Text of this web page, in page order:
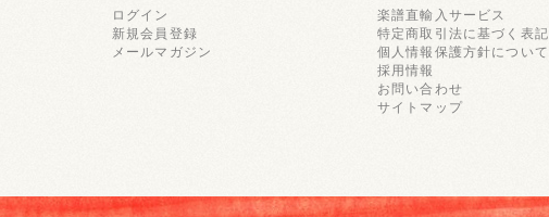
ログイン
新規会員登録
メールマガジン
楽譜直輸入サービス
特定商取引法に基づく表記
個人情報保護方針について
採用情報
お問い合わせ
サイトマップ